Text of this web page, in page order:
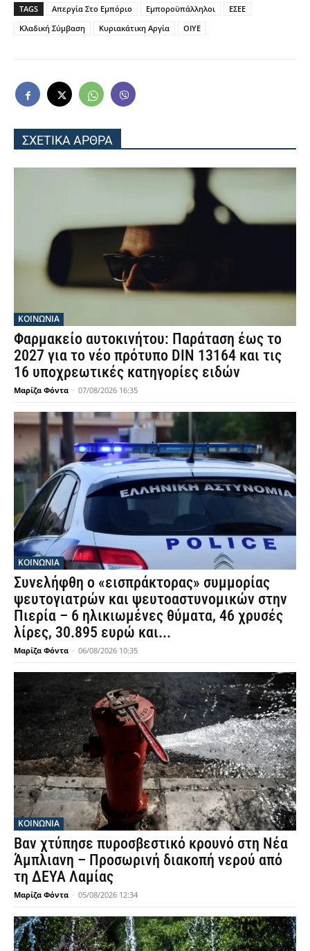
TAGS Απεργία Στο Εμπόριο Εμποροϋπάλληλοι
ΕΣΕΕ
Κλαδική Σύμβαση
Κυριακάτικη Αργία ΟΙΥΕ
ΣΧΕΤΙΚΑ ΑΡΘΡΑ
ΚΟΙΝΩΝΙΑ
Φαρμακείο αυτοκινήτου: Παράταση έως το
2027 για το νέο πρότυπο DIN 13164 και τις
16 υποχρεωτικές κατηγορίες ειδών
Μαρίζα Φόντα - 07/08/2026 16:35
ΚΟΙΝΩΝΙΑ
Συνελήφθη ο «εισπράκτορας» συμμορίας
ψευτογιατρών και ψευτοαστυνομικών στην
Πιερία – 6 ηλικιωμένες θύματα, 46 χρυσές
λίρες, 30.895 ευρώ και...
Μαρίζα Φόντα - 06/08/2026 10:35
ΚΟΙΝΩΝΙΑ
Βαν χτύπησε πυροσβεστικό κρουνό στη Νέα
Άμπλιανη – Προσωρινή διακοπή νερού από
τη ΔΕΥΑ Λαμίας
Μαρίζα Φόντα - 05/08/2026 12:34